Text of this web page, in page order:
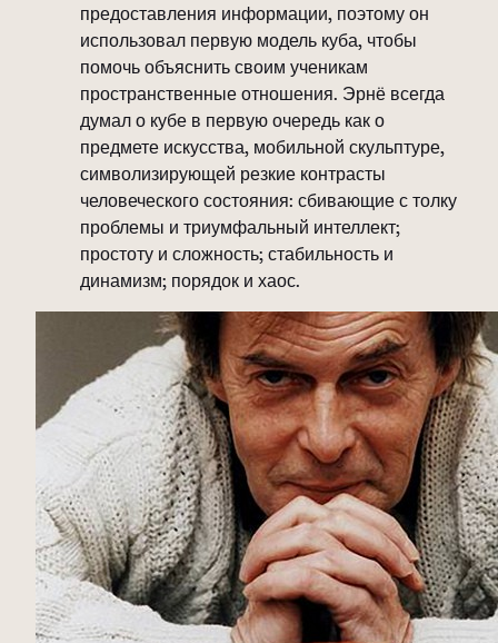
предоставления информации, поэтому он
использовал первую модель куба, чтобы
помочь объяснить своим ученикам
пространственные отношения. Эрнё всегда
думал о кубе в первую очередь как о
предмете искусства, мобильной скульптуре,
символизирующей резкие контрасты
человеческого состояния: сбивающие с толку
проблемы и триумфальный интеллект;
простоту и сложность; стабильность и
динамизм; порядок и хаос.